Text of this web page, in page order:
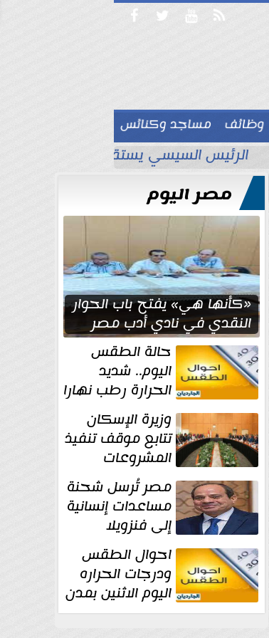
   
وظائف
مساجد وكنائس

الرئيس السيسي يستقبل ملك البحرين
مصر اليوم
«كأنها هي» يفتح باب الحوار
النقدي في نادي أدب مصر
الجديدة حالة الطقس
اليوم.. شديد
الحرارة رطب نهارا
مائل للحرارة رطب
ليلا.. و... وزيرة الإسكان
تتابع موقف تنفيذ
المشروعات
والخطة
الاستثمارية للجهاز المركزي
للتعمير
مصر تُرسل شحنة
مساعدات إنسانية
إلى فنزويلا
احوال الطقس
ودرجات الحراره
اليوم الاثنين بمدن
مصر...المحسوسة